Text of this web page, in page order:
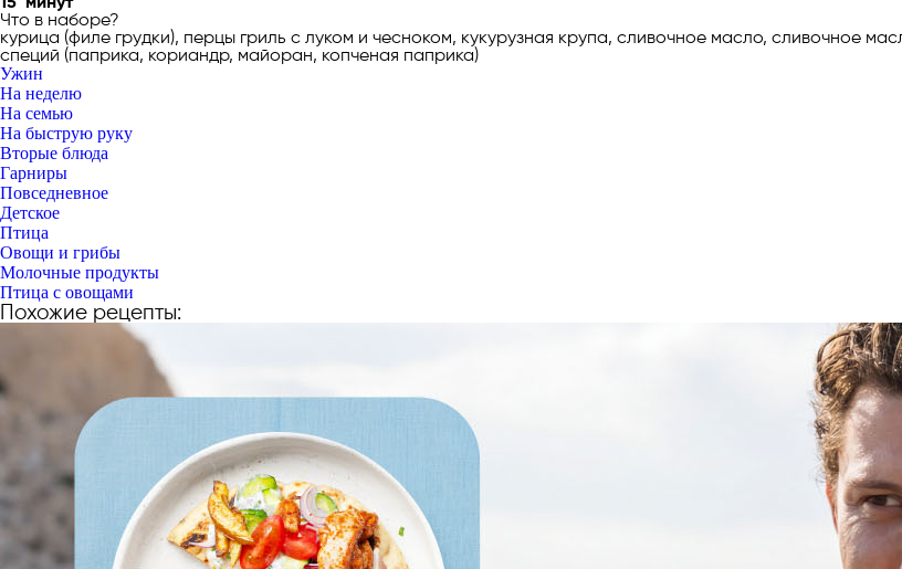
Что в наборе?
курица (филе грудки), перцы гриль с луком и чесноком, кукурузная крупа, сливочное масло, сливочное
специй (паприка, кориандр, майоран, копченая паприка)
Ужин
На неделю
На семью
На быструю руку
Вторые блюда
Гарниры
Повседневное
Детское
Птица
Овощи и грибы
Молочные продукты
Птица с овощами
Похожие рецепты: